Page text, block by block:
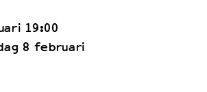
19:00
8 februari